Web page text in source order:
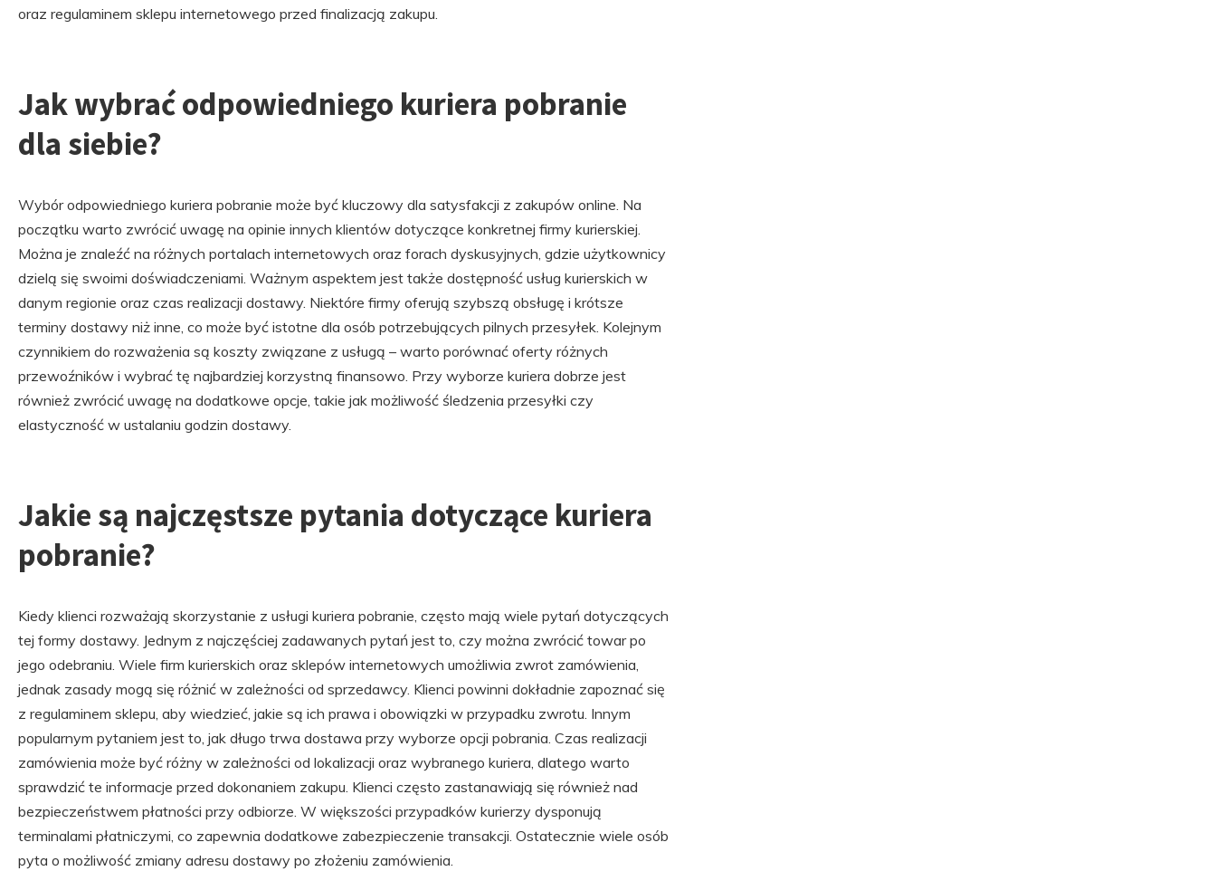
oraz regulaminem sklepu internetowego przed finalizacją zakupu.
Jak wybrać odpowiedniego kuriera pobranie
dla siebie?
Wybór odpowiedniego kuriera pobranie może być kluczowy dla satysfakcji z zakupów online. Na
początku warto zwrócić uwagę na opinie innych klientów dotyczące konkretnej firmy kurierskiej.
Można je znaleźć na różnych portalach internetowych oraz forach dyskusyjnych, gdzie użytkownicy
dzielą się swoimi doświadczeniami. Ważnym aspektem jest także dostępność usług kurierskich w
danym regionie oraz czas realizacji dostawy. Niektóre firmy oferują szybszą obsługę i krótsze
terminy dostawy niż inne, co może być istotne dla osób potrzebujących pilnych przesyłek. Kolejnym
czynnikiem do rozważenia są koszty związane z usługą – warto porównać oferty różnych
przewoźników i wybrać tę najbardziej korzystną finansowo. Przy wyborze kuriera dobrze jest
również zwrócić uwagę na dodatkowe opcje, takie jak możliwość śledzenia przesyłki czy
elastyczność w ustalaniu godzin dostawy.
Jakie są najczęstsze pytania dotyczące kuriera
pobranie?
Kiedy klienci rozważają skorzystanie z usługi kuriera pobranie, często mają wiele pytań dotyczących
tej formy dostawy. Jednym z najczęściej zadawanych pytań jest to, czy można zwrócić towar po
jego odebraniu. Wiele firm kurierskich oraz sklepów internetowych umożliwia zwrot zamówienia,
jednak zasady mogą się różnić w zależności od sprzedawcy. Klienci powinni dokładnie zapoznać się
z regulaminem sklepu, aby wiedzieć, jakie są ich prawa i obowiązki w przypadku zwrotu. Innym
popularnym pytaniem jest to, jak długo trwa dostawa przy wyborze opcji pobrania. Czas realizacji
zamówienia może być różny w zależności od lokalizacji oraz wybranego kuriera, dlatego warto
sprawdzić te informacje przed dokonaniem zakupu. Klienci często zastanawiają się również nad
bezpieczeństwem płatności przy odbiorze. W większości przypadków kurierzy dysponują
terminalami płatniczymi, co zapewnia dodatkowe zabezpieczenie transakcji. Ostatecznie wiele osób
pyta o możliwość zmiany adresu dostawy po złożeniu zamówienia.